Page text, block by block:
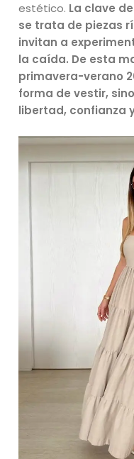
estético. La clave
se trata de piezas
invitan a
la caída. De esta
primavera-verano
forma de vestir,
libertad, confianza